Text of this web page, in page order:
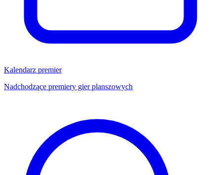
Kalendarz premier
Nadchodzące premiery gier planszowych